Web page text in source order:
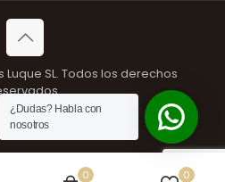
SL. Todos los derechos
0 0
¿Dudas? Habla con
nosotros